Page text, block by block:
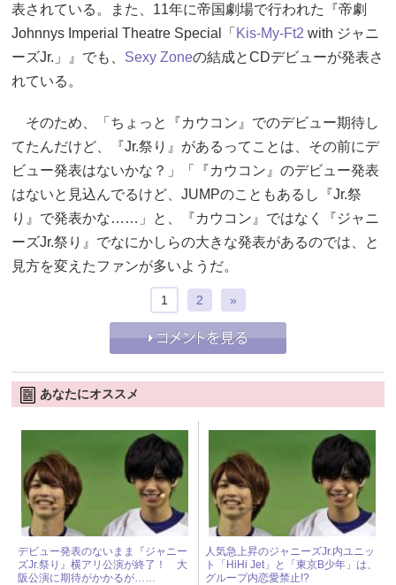
表されている。また、11年に帝国劇場で行われた『帝劇
Johnnys Imperial Theatre Special「 Kis-My-Ft2 with ジャニ
ーズJr.」』でも、 Sexy Zoneの結成とCDデビューが発表さ
れている。
そのため、「ちょっと『カウコン』でのデビュー期待し
てたんだけど、『Jr.祭り』があるってことは、その前にデ
ビュー発表はないかな？」「『カウコン』のデビュー発表
はないと見込んでるけど、JUMPのこともあるし『Jr.祭
り』で発表かな……」と、『カウコン』ではなく『ジャニ
ーズJr.祭り』でなにかしらの大きな発表があるのでは、と
見方を変えたファンが多いようだ。
1 2 »
あなたにオススメ
デビュー発表のないまま『ジャニー
ズJr.祭り』横アリ公演が終了！ 大
阪公演に期待がかかるが……
人気急上昇のジャニーズJr.内ユニッ
ト「HiHi Jet」と「東京B少年」は、
グループ内恋愛禁止!?